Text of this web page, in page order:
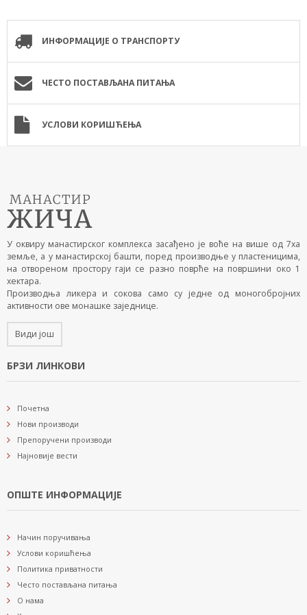
ИНФОРМАЦИЈЕ О ТРАНСПОРТУ
ЧЕСТО ПОСТАВЉАНА ПИТАЊА
УСЛОВИ КОРИШЋЕЊА
У оквиру манастирског комплекса засађено је воће на више од 7ха
земље, а у манастирској башти, поред производње у пластеницима,
на отвореном простору гаји се разно поврће на површини око 1
хектара.
Производња ликера и сокова само су једне од моногобројних
активности ове монашке заједнице.
Види још
БРЗИ ЛИНКОВИ
Почетна
Нови производи
Препоручени производи
Најновије вести
ОПШТЕ ИНФОРМАЦИЈЕ
Начин поручивања
Услови коришћења
Политика приватности
Често постављана питања
О нама